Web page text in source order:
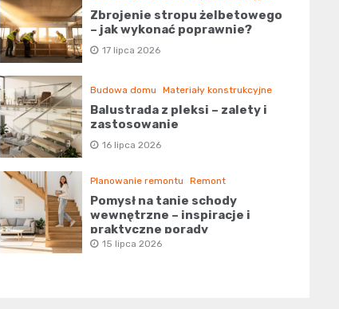
Zbrojenie stropu żelbetowego
– jak wykonać poprawnie?
17 lipca 2026
Budowa domu Materiały konstrukcyjne
Balustrada z pleksi – zalety i
zastosowanie
16 lipca 2026
Planowanie remontu Remont
Pomysł na tanie schody
wewnętrzne – inspiracje i
praktyczne porady
15 lipca 2026